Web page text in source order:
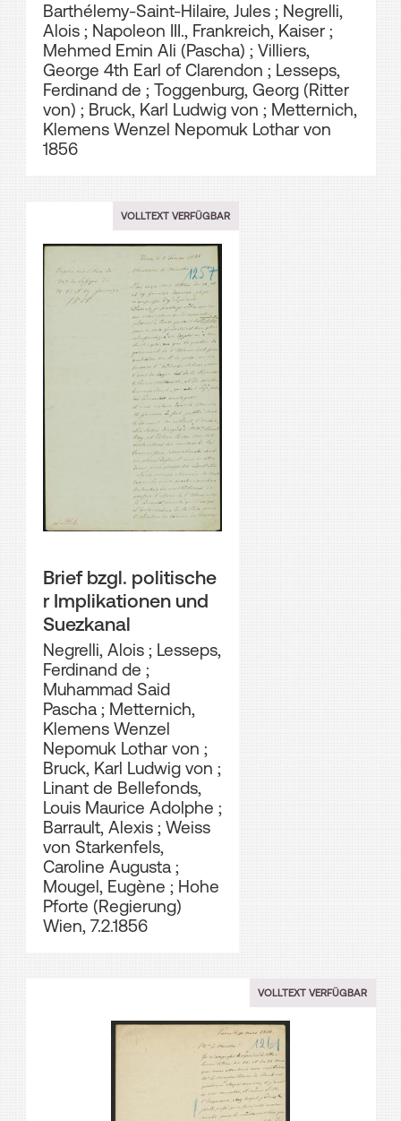
Barthélemy-Saint-Hilaire, Jules; Negrelli,
Alois; Napoleon III., Frankreich, Kaiser;
Mehmed Emin Ali (Pascha) ; Villiers,
George 4th Earl of Clarendon ; Lesseps,
Ferdinand de ; Toggenburg, Georg (Ritter
von) ; Bruck, Karl Ludwig von ; Metternich,
Klemens Wenzel Nepomuk Lothar von
1856
VOLLTEXT VERFÜGBAR
Brief bzgl. politische
r Implikationen und
Suezkanal
Negrelli, Alois; Lesseps,
Ferdinand de ;
Muhammad Said
Pascha; Metternich,
Klemens Wenzel
Nepomuk Lothar von ;
Bruck, Karl Ludwig von ;
Linant de Bellefonds,
Louis Maurice Adolphe ;
Barrault, Alexis; Weiss
von Starkenfels,
Caroline Augusta;
Mougel, Eugène ; Hohe
Pforte (Regierung)
Wien, 7.2.1856
VOLLTEXT VERFÜGBAR